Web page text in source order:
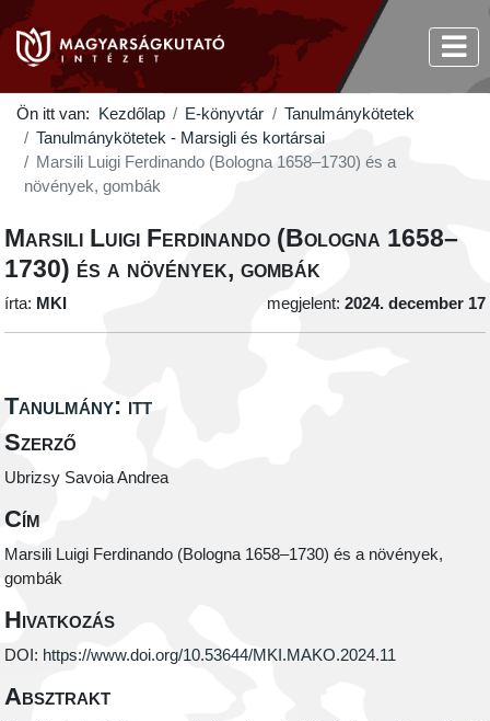
Ön itt van: Kezdőlap E-könyvtár
Tanulmánykötetek
Tanulmánykötetek - Marsigli és kortársai
Marsili Luigi Ferdinando (Bologna 1658–1730) és a
növények, gombák
Marsili Luigi Ferdinando (Bologna 1658–
1730) és a növények, gombák
írta: MKI megjelent: 2024. december 17
Tanulmány: itt
Szerző
Ubrizsy Savoia Andrea
Cím
Marsili Luigi Ferdinando (Bologna 1658–1730) és a növények,
gombák
Hivatkozás
DOI: https://www.doi.org/10.53644/MKI.MAKO.2024.11
Absztrakt